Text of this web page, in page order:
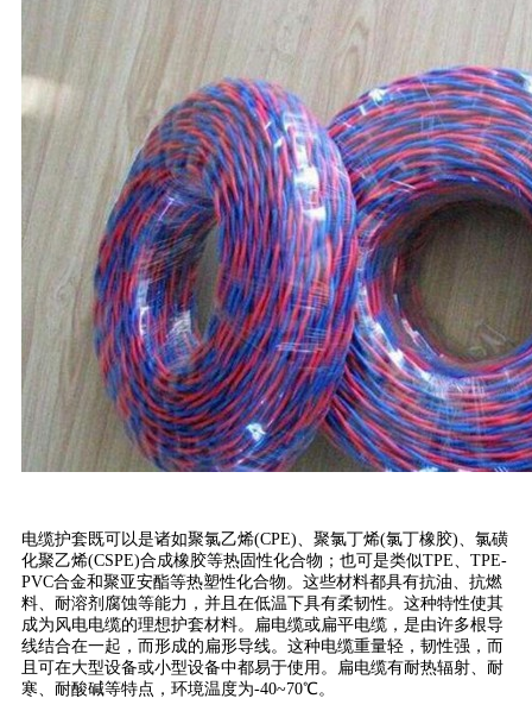
电缆护套既可以是诸如聚氯乙烯(CPE)、聚氯丁烯(氯丁橡胶)、氯磺
化聚乙烯(CSPE)合成橡胶等热固性化合物；也可是类似TPE、TPE-
PVC合金和聚亚安酯等热塑性化合物。这些材料都具有抗油、抗燃
料、耐溶剂腐蚀等能力，并且在低温下具有柔韧性。这种特性使其
成为风电电缆的理想护套材料。扁电缆或扁平电缆，是由许多根导
线结合在一起，而形成的扁形导线。这种电缆重量轻，韧性强，而
且可在大型设备或小型设备中都易于使用。扁电缆有耐热辐射、耐
寒、耐酸碱等特点，环境温度为-40~70℃。